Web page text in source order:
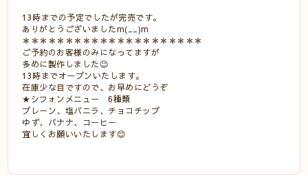
13時までの予定でしたが完売です。
ありがとうございましたm(__)m
＊＊＊＊＊＊＊＊＊＊＊＊＊＊＊＊＊＊＊＊＊
ご予約のお客様のみになってますが
多めに製作しました😉
13時までオープンいたします。
在庫少な目ですので、お早めにどうぞ
★シフォンメニュー 6種類
プレーン、塩バニラ、チョコチップ
ゆず、バナナ、コーヒー
宜しくお願いいたします😊